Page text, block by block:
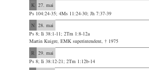
K 27. mai
Ps 104:24-35; 4Ms 11:24-30; Jh 7:37-39
N 28. mai
Ps 8; Ii 38:1-11; 2Tm 1:8-12a
Martin Kuigre, EMK superintendent, † 1975
R 29. mai
Ps 8; Ii 38:12-21; 2Tm 1:12b-14